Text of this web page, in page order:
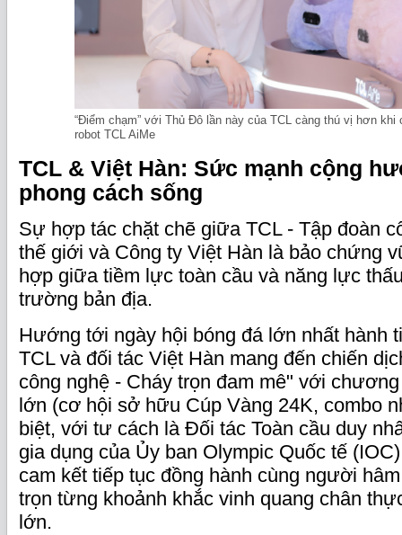
“Điểm chạm” với Thủ Đô lần này của TCL càng thú vị hơn khi
robot TCL AiMe
TCL & Việt Hàn: Sức mạnh cộng
phong cách sống
Sự hợp tác chặt chẽ giữa TCL - Tập đoàn
thế giới và Công ty Việt Hàn là bảo chứng
hợp giữa tiềm lực toàn cầu và năng lực
trường bản địa.
Hướng tới ngày hội bóng đá lớn nhất hành
TCL và đối tác Việt Hàn mang đến chiến
công nghệ - Cháy trọn đam mê" với
lớn (cơ hội sở hữu Cúp Vàng 24K, combo
biệt, với tư cách là Đối tác Toàn cầu duy
gia dụng của Ủy ban Olympic Quốc tế
cam kết tiếp tục đồng hành cùng người
trọn từng khoảnh khắc vinh quang chân
lớn.